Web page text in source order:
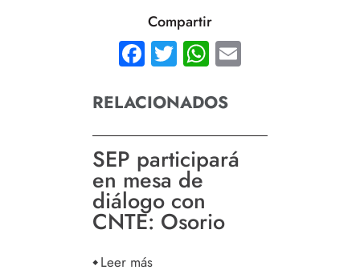
Compartir
Facebook
TwitterWhatsApp
RELACIONADOS
SEP participará
en mesa de
diálogo con
CNTE: Osorio
Leer más